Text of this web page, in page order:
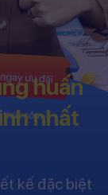
huấn
nhất
kế đặc biệt